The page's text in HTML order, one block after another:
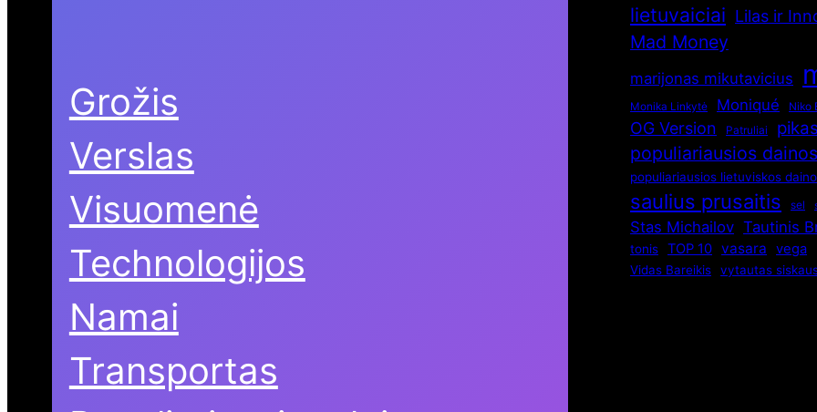
Grožis
Verslas
Visuomenė
Technologijos
Namai
Transportas
lietuvaiciai Lilas ir
Mad Money
marijonas mikutavicius
Monika Linkytė Moniqué Niko
OG Version Patruliai
populiariausios dainos
populiariausios lietuviskos
saulius prusaitis sel
Stas Michailov Tautinis
tonis TOP 10 vasara vega
Vidas Bareikis vytautas